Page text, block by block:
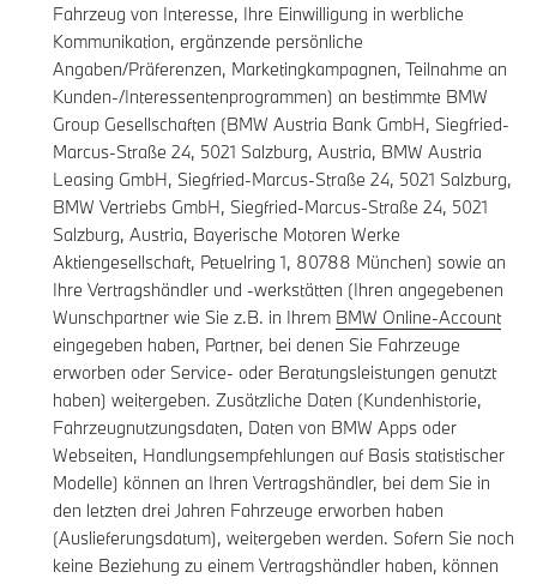
Fahrzeug von Interesse, Ihre Einwilligung in werbliche
Kommunikation, ergänzende persönliche
Angaben/Präferenzen, Marketingkampagnen, Teilnahme an
Kunden-/Interessentenprogrammen) an bestimmte BMW
Group Gesellschaften (BMW Austria Bank GmbH, Siegfried-
Marcus-Straße 24, 5021 Salzburg, Austria, BMW Austria
Leasing GmbH, Siegfried-Marcus-Straße 24, 5021 Salzburg,
BMW Vertriebs GmbH, Siegfried-Marcus-Straße 24, 5021
Salzburg, Austria, Bayerische Motoren Werke
Aktiengesellschaft, Petuelring 1, 80788 München) sowie an
Ihre Vertragshändler und -werkstätten (Ihren angegebenen
Wunschpartner wie Sie z.B. in Ihrem BMW Online-Account
eingegeben haben, Partner, bei denen Sie Fahrzeuge
erworben oder Service- oder Beratungsleistungen genutzt
haben) weitergeben. Zusätzliche Daten (Kundenhistorie,
Fahrzeugnutzungsdaten, Daten von BMW Apps oder
Webseiten, Handlungsempfehlungen auf Basis statistischer
Modelle) können an Ihren Vertragshändler, bei dem Sie in
den letzten drei Jahren Fahrzeuge erworben haben
(Auslieferungsdatum), weitergeben werden. Sofern Sie noch
keine Beziehung zu einem Vertragshändler haben, können